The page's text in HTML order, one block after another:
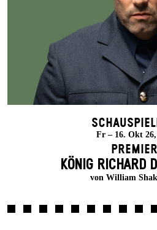
Fr – 16. Okt
KÖNIG RICHARD
von William